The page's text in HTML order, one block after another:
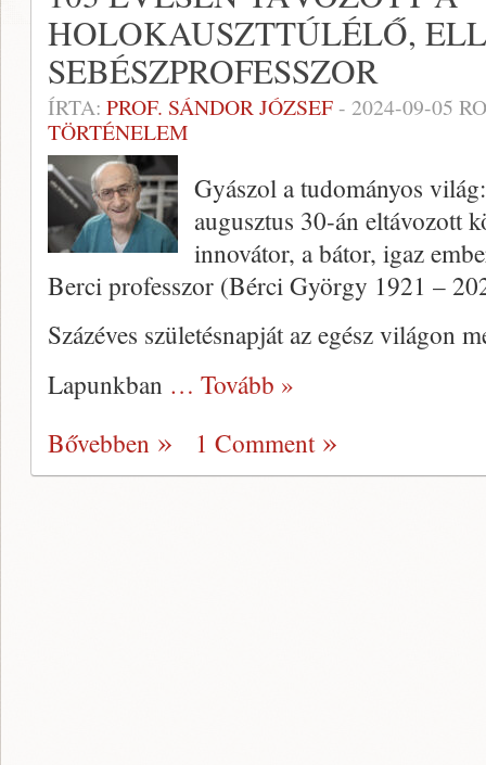
HOLOKAUSZTTÚLÉLŐ,
SEBÉSZPROFESSZOR
ÍRTA: PROF. SÁNDOR JÓZSEF- 2024-09-05
TÖRTÉNELEM
Gyászol a tudományos
augusztus 30-án eltávozott
innovátor, a bátor, igaz
Berci professzor (Bérci György 1921 –
Százéves születésnapját az egész világon
Lapunkban … Tovább »
Bővebben
1 Comment